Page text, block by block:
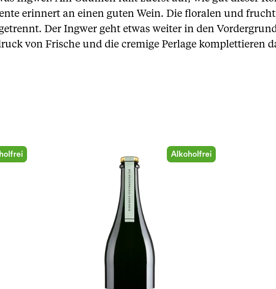
erinnert an einen guten Wein. Die floralen und
Der Ingwer geht etwas weiter in den
von Frische und die cremige Perlage komplettieren
Alkoholfrei